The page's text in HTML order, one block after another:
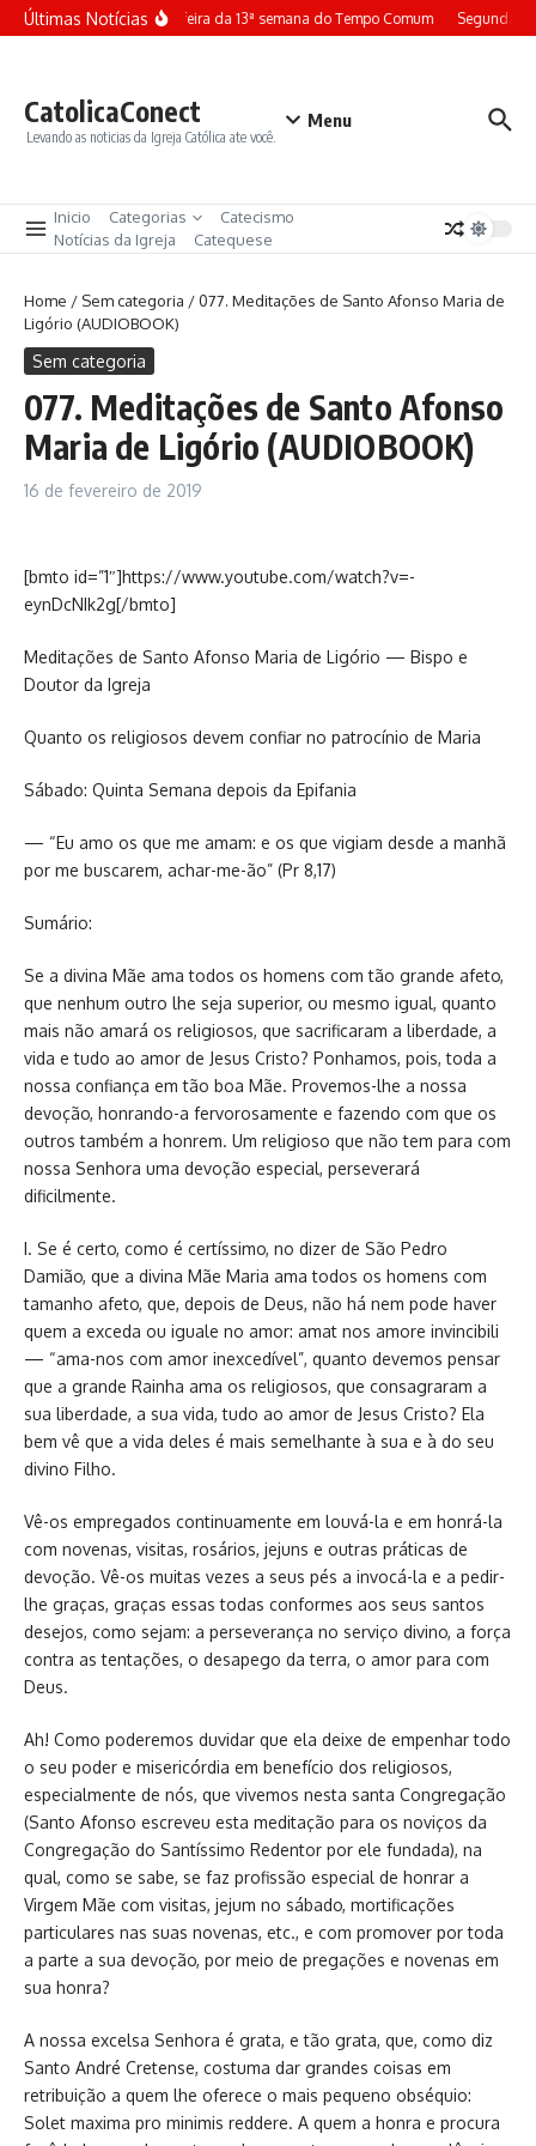
Ir para o conteúdo
Últimas NotíciasTerça-feira da 13ª semana do Tempo Comum Segunda-
CatolicaConect
Levando as noticias da Igreja Católica ate você.
Menu
Inicio Categorias
Catecismo
Notícias da Igreja
Catequese
Home / Sem categoria /077. Meditações de Santo Afonso Maria de
Ligório (AUDIOBOOK)
Sem categoria
077. Meditações de Santo Afonso
Maria de Ligório (AUDIOBOOK)
16 de fevereiro de 2019
[bmto id=”1″]https://www.youtube.com/watch?v=-
eynDcNIk2g[/bmto]
Meditações de Santo Afonso Maria de Ligório — Bispo e
Doutor da Igreja
Quanto os religiosos devem confiar no patrocínio de Maria
Sábado: Quinta Semana depois da Epifania
— “Eu amo os que me amam: e os que vigiam desde a manhã
por me buscarem, achar-me-ão” (Pr 8,17)
Sumário:
Se a divina Mãe ama todos os homens com tão grande afeto,
que nenhum outro lhe seja superior, ou mesmo igual, quanto
mais não amará os religiosos, que sacrificaram a liberdade, a
vida e tudo ao amor de Jesus Cristo? Ponhamos, pois, toda a
nossa confiança em tão boa Mãe. Provemos-lhe a nossa
devoção, honrando-a fervorosamente e fazendo com que os
outros também a honrem. Um religioso que não tem para com
nossa Senhora uma devoção especial, perseverará
dificilmente.
I. Se é certo, como é certíssimo, no dizer de São Pedro
Damião, que a divina Mãe Maria ama todos os homens com
tamanho afeto, que, depois de Deus, não há nem pode haver
quem a exceda ou iguale no amor: amat nos amore invincibili
— “ama-nos com amor inexcedível”, quanto devemos pensar
que a grande Rainha ama os religiosos, que consagraram a
sua liberdade, a sua vida, tudo ao amor de Jesus Cristo? Ela
bem vê que a vida deles é mais semelhante à sua e à do seu
divino Filho.
Vê-os empregados continuamente em louvá-la e em honrá-la
com novenas, visitas, rosários, jejuns e outras práticas de
devoção. Vê-os muitas vezes a seus pés a invocá-la e a pedir-
lhe graças, graças essas todas conformes aos seus santos
desejos, como sejam: a perseverança no serviço divino, a força
contra as tentações, o desapego da terra, o amor para com
Deus.
Ah! Como poderemos duvidar que ela deixe de empenhar todo
o seu poder e misericórdia em benefício dos religiosos,
especialmente de nós, que vivemos nesta santa Congregação
(Santo Afonso escreveu esta meditação para os noviços da
Congregação do Santíssimo Redentor por ele fundada), na
qual, como se sabe, se faz profissão especial de honrar a
Virgem Mãe com visitas, jejum no sábado, mortificações
particulares nas suas novenas, etc., e com promover por toda
a parte a sua devoção, por meio de pregações e novenas em
sua honra?
A nossa excelsa Senhora é grata, e tão grata, que, como diz
Santo André Cretense, costuma dar grandes coisas em
retribuição a quem lhe oferece o mais pequeno obséquio:
Solet maxima pro minimis reddere. A quem a honra e procura